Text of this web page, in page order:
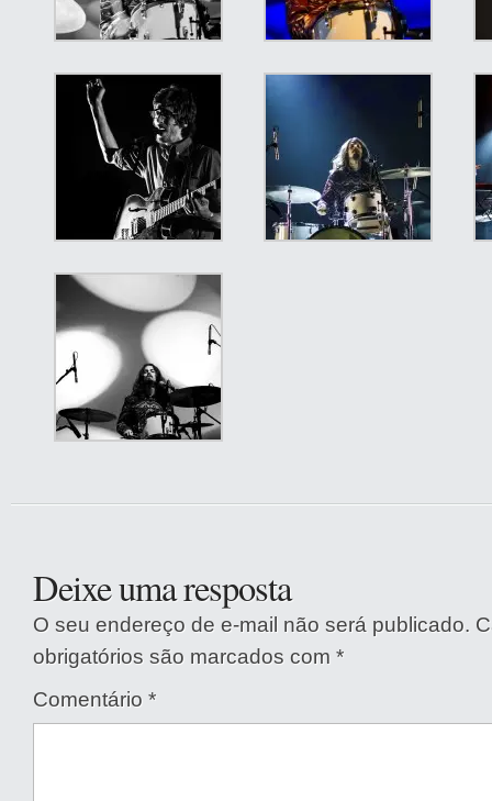
Deixe uma resposta
O seu endereço de e-mail não será publicado.
obrigatórios são marcados com *
Comentário *